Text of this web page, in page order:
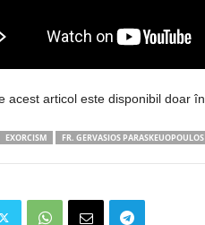
acest articol este disponibil doar în
EXORCISM FR. GERVASIOS PARASKEUOPOULOS